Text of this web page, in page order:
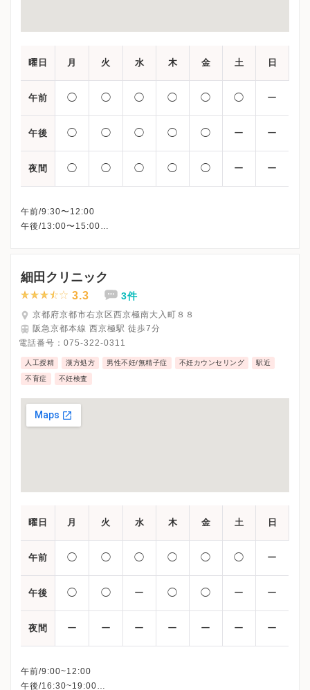
曜日 月 火 水 木 金 土 日
午前 ◯ ◯ ◯ ◯ ◯ ◯ ー
午後 ◯ ◯ ◯ ◯ ◯ ー ー
夜間 ◯ ◯ ◯ ◯ ◯ ー ー
午前/9:30〜12:00
午後/13:00〜15:00
細田クリニック
3.3 3件
京都府京都市右京区西京極南大入町８８
阪急京都本線 西京極駅 徒歩7分
電話番号： 075-322-0311
人工授精 漢方処方 男性不妊/無精子症 不妊カウンセリング 駅近
不育症 不妊検査
曜日 月 火 水 木 金 土 日
午前 ◯ ◯ ◯ ◯ ◯ ◯ ー
午後 ◯ ◯ ー ◯ ◯ ー ー
夜間 ー ー ー ー ー ー ー
午前/9:00~12:00
午後/16:30~19:00